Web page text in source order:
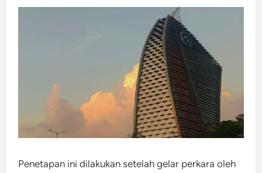
Penetapan ini dilakukan setelah gelar perkara oleh